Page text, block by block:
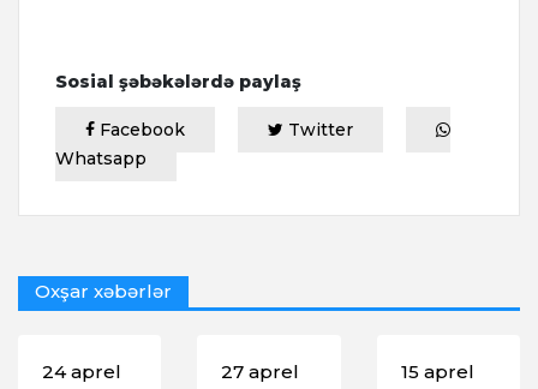
Sosial şəbəkələrdə paylaş
Facebook
Twitter
Whatsapp
Oxşar xəbərlər
24 aprel 27 aprel 15 aprel